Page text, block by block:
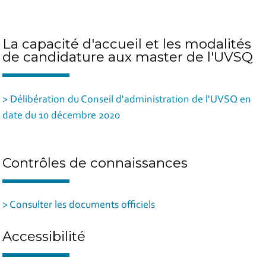
La capacité d'accueil et les modalités
de candidature aux master de l'UVSQ
> Délibération du Conseil d'administration de l'UVSQ en
date du 10 décembre 2020
Contrôles de connaissances
> Consulter les documents officiels
Accessibilité